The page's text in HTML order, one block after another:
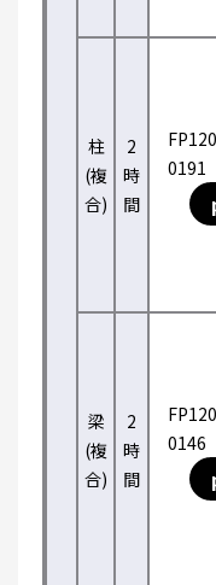
柱
(複
合)
2
時
間
0191
梁
(複
合)
2
時
間
0146